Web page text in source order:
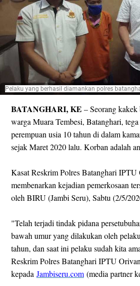
Pelaku yang berhasil diamankan polres
BATANGHARI, KE – Seorang kakek
warga Muara Tembesi, Batanghari,
perempuan usia 10 tahun di dalam
sejak Maret 2020 lalu. Korban adalah
Kasat Reskrim Polres Batanghari IPTU
membenarkan kejadian pemerkosaan
oleh BIRU (Jambi Seru), Sabtu (2/5/
"Telah terjadi tindak pidana
bawah umur yang dilakukan oleh
tahun, dan saat ini pelaku sudah kita
Reskrim Polres Batanghari IPTU
kepada Jambiseru.com (media partner